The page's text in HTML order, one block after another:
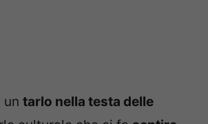
un tarlo nella testa delle